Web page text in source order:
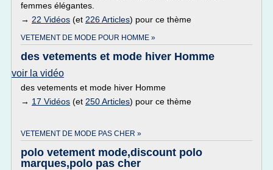
femmes élégantes.
→ 22 Vidéos (et 226 Articles) pour ce thème
VETEMENT DE MODE POUR HOMME »
des vetements et mode hiver Homme
voir la vidéo
des vetements et mode hiver Homme
→ 17 Vidéos (et 250 Articles) pour ce thème
VETEMENT DE MODE PAS CHER »
polo vetement mode,discount polo
marques,polo pas cher